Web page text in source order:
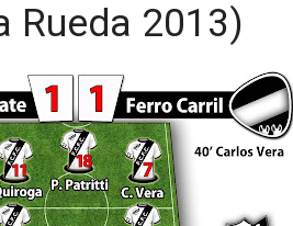
Rueda 2013)